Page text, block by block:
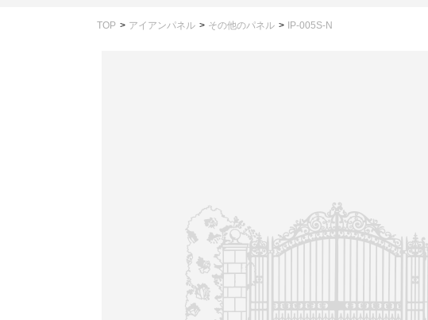
TOP アイアンパネル その他のパネル IP-005S-N